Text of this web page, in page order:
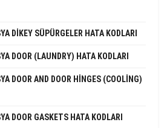
DIKEY SÜPÜRGELER HATA KODLARI
DOOR (LAUNDRY) HATA KODLARI
DOOR AND DOOR HINGES (COOLING)
DOOR GASKETS HATA KODLARI